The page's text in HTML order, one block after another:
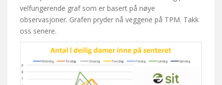
velfungerende graf som er basert på nøye
observasjoner. Grafen pryder nå veggene på TPM. Takk
oss senere.